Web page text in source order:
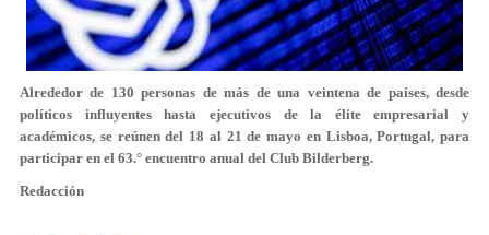
Alrededor de 130 personas de más de una veintena de países, desde
políticos influyentes hasta ejecutivos de la élite empresarial y
académicos, se reúnen del 18 al 21 de mayo en Lisboa, Portugal, para
participar en el 63.° encuentro anual del Club Bilderberg.
Redacción